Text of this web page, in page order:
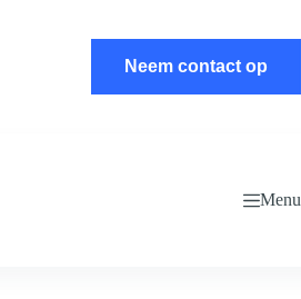
Neem contact op
Menu